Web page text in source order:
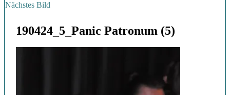
Nächstes Bild
190424_5_Panic Patronum (5)